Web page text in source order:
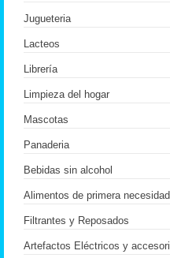
Jugueteria
Lacteos
Librería
Limpieza del hogar
Mascotas
Panaderia
Bebidas sin alcohol
Alimentos de primera necesidad
Filtrantes y Reposados
Artefactos Eléctricos y accesori